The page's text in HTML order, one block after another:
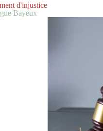
d'injustice
Bayeux